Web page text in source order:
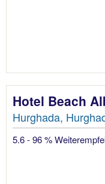
Hotel Beach
Hurghada,
5.6 - 96 %